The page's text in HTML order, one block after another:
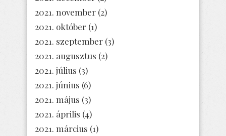
2021. november (2)
2021. október (1)
2021. szeptember (3)
2021. augusztus (2)
2021. július (3)
2021. június (6)
2021. május (3)
2021. április (4)
2021. március (1)